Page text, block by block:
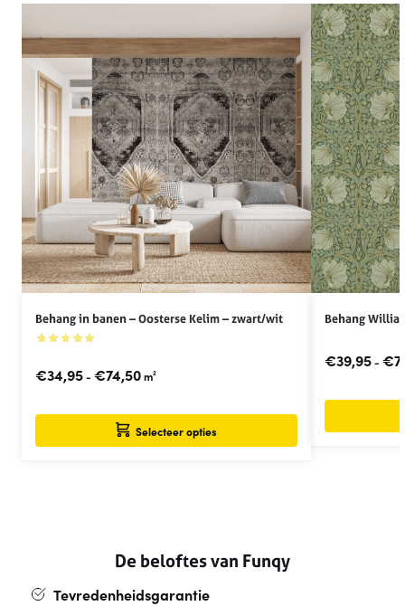
Behang in banen – Oosterse Kelim – zwart/wit
€34,95 - €74,50m²
Selecteer opties
Behang
€39,95 - €
De beloftes van Funqy
Tevredenheidsgarantie